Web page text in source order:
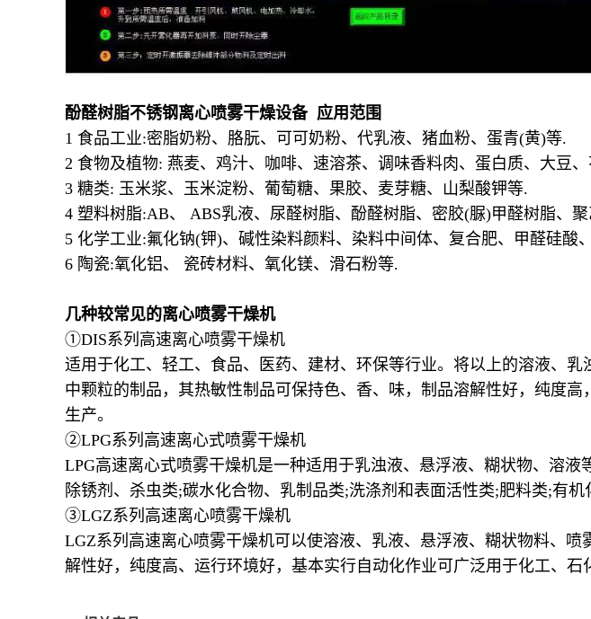
酚醛树脂不锈钢离心喷雾干燥设备 应用范围
1 食品工业:密脂奶粉、胳朊、可可奶粉、代乳液、猪血粉、蛋青(黄)等.
2 食物及植物: 燕麦、鸡汁、咖啡、速溶茶、调味香料肉、蛋白质、大豆
3 糖类: 玉米浆、玉米淀粉、葡萄糖、果胶、麦芽糖、山梨酸钾等.
4 塑料树脂:AB、 ABS乳液、尿醛树脂、酚醛树脂、密胶(脲)甲醛树脂、
5 化学工业:氟化钠(钾)、碱性染料颜料、染料中间体、复合肥、甲醛硅酸
6 陶瓷:氧化铝、 瓷砖材料、氧化镁、滑石粉等.
几种较常见的离心喷雾干燥机
①DIS系列高速离心喷雾干燥机
适用于化工、轻工、食品、医药、建材、环保等行业。将以上的溶液、
中颗粒的制品，其热敏性制品可保持色、香、味，制品溶解性好，纯度
生产。
②LPG系列高速离心式喷雾干燥机
LPG高速离心式喷雾干燥机是一种适用于乳浊液、悬浮液、糊状物、溶
除锈剂、杀虫类;碳水化合物、乳制品类;洗涤剂和表面活性类;肥料类;有
③LGZ系列高速离心喷雾干燥机
LGZ系列高速离心喷雾干燥机可以使溶液、乳液、悬浮液、糊状物料、
解性好，纯度高、运行环境好，基本实行自动化作业可广泛用于化工、石